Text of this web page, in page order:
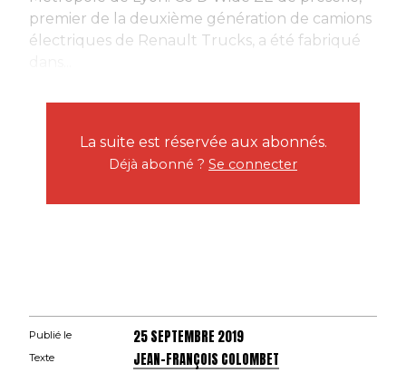
premier de la deuxième génération de camions
électriques de Renault Trucks, a été fabriqué
La suite est réservée aux abonnés.
Déjà abonné ? Se connecter
Publié le 25 SEPTEMBRE 2019
Texte JEAN-FRANÇOIS COLOMBET